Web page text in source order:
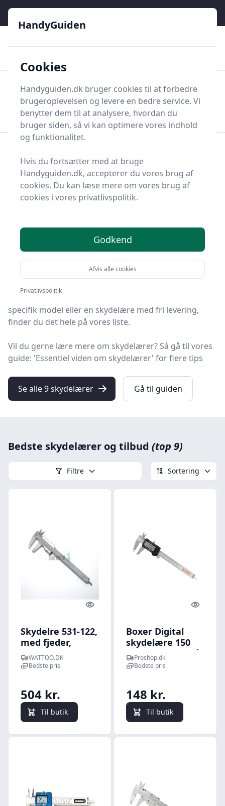
HandyGuiden
Søg nu
Søg nu
Diverse værktøj
Diverse værktøj og tilbehør
Skydelære
Bedste skydelærer og
Søger du efter de bedste skydelærer? På HandyGuiden
har vi udvalgt de 9 mest populære produkter, så du
nemt kan træffe et godt valg.
Hvad enten du leder efter kvalitet, gode priser, en
specifik model eller en skydelære med fri levering,
finder du det hele på vores liste.
Vil du gerne lære mere om skydelærer? Så gå til vores
guide: 'Essentiel viden om skydelærer' for flere tips
Se alle 9 skydelærer Gå til guiden
Bedste skydelærer og tilbud (top 9)
Filtre Sortering
Quick look
Skydelre 531-122,
med fjeder,
150mm -
Mitutoyo
WATTOO.DK
Bedste pris
504 kr.
Til butik
Quick
Boxer Digital
skydelære 150
mm. Rustfrit stål
Proshop.dk
Bedste pris
148 kr.
Til butik
HandyGuiden
Cookies
Handyguiden.dk bruger cookies til at forbedre
brugeroplevelsen og levere en bedre service. Vi
benytter dem til at analysere, hvordan du
bruger siden, så vi kan optimere vores indhold
og funktionalitet.
Hvis du fortsætter med at bruge
Handyguiden.dk, accepterer du vores brug af
cookies. Du kan læse mere om vores brug af
cookies i vores privatlivspolitik.
Godkend
Afvis alle cookies
Privatlivspolitik